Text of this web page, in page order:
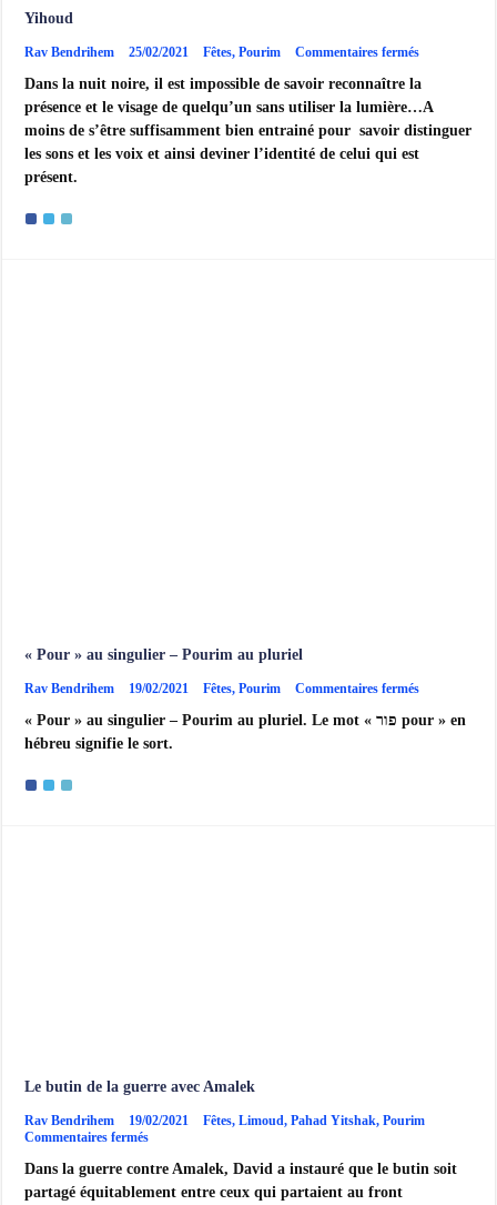
Yihoud
Rav Bendrihem 25/02/2021 Fêtes,Pourim Commentaires ferméssur
la
présence
–
Un
Dans la nuit noire, il est impossible de savoir reconnaître la
présence et le visage de quelqu’un sans utiliser la lumière…A
moins de s’être suffisamment bien entrainé pour savoir distinguer
les sons et les voix et ainsi deviner l’identité de celui qui est
présent.
« Pour » au singulier – Pourim au pluriel
Rav Bendrihem 19/02/2021 Fêtes,Pourim Commentaires ferméssur
au
« Pour » au singulier – Pourim au pluriel. Le mot « פור pour » en
hébreu signifie le sort.
Le butin de la guerre avec Amalek
Rav Bendrihem 19/02/2021 Fêtes,Limoud,Pahad Yitshak,Pourim
Commentaires ferméssur
butin
de
Dans la guerre contre Amalek, David a instauré que le butin soit
partagé équitablement entre ceux qui partaient au front